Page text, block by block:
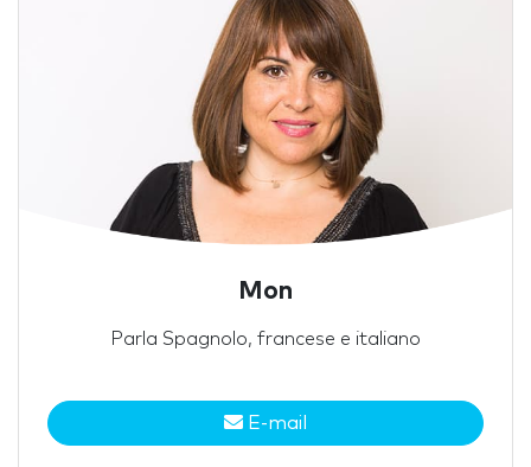
Mon
Parla Spagnolo, francese e italiano
E-mail